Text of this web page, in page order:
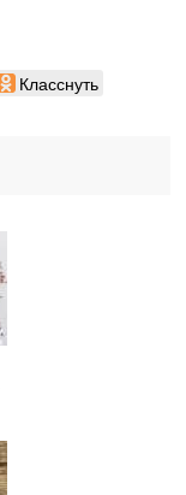
Класснуть